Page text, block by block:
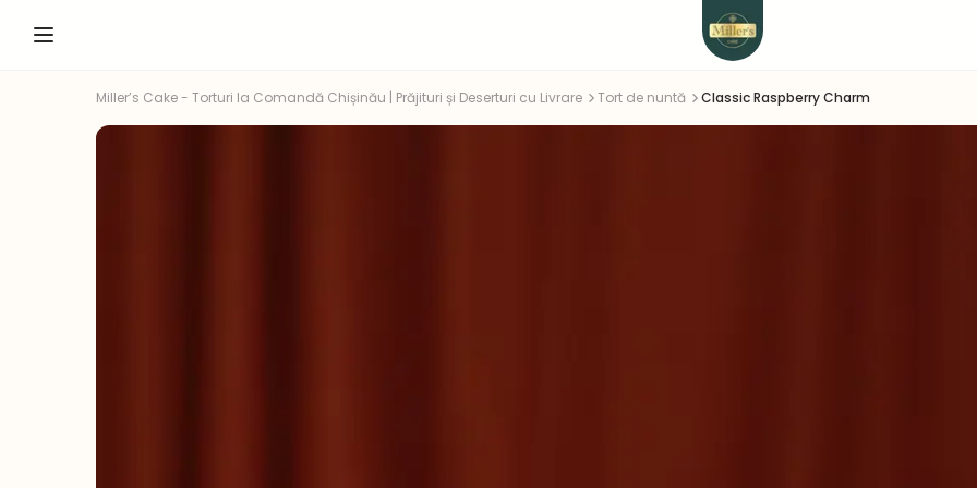
Miller’s Cake - Torturi la Comandă Chișinău | Prăjituri și Deserturi cu Livrare Tort de nuntă Classic Raspberry Charm